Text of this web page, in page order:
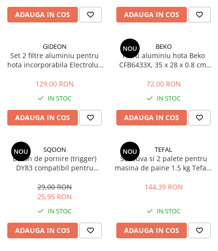
ADAUGA IN COS ADAUGA IN COS
GIDEON
Set 2 filtre aluminiu pentru
hota incorporabila Electrolux
LFP216W
129,00 RON
IN STOC
ADAUGA IN COS
NOU BEKO
Filtru aluminiu hota Beko
CFB6433X, 35 x 28 x 0.8 cm,
72,00 RON
IN STOC
ADAUGA IN COS
NOU SQOON
Buton de pornire (trigger)
DY83 compatibil pentru
piesa de schimb pentru
carcasa 970148-01
29,00 RON
25,95 RON
IN STOC
ADAUGA IN COS
NOU TEFAL
Set cuva si 2 palete pentru
masina de paine 1.5 kg Tefal /
144,39 RON
IN STOC
ADAUGA IN COS